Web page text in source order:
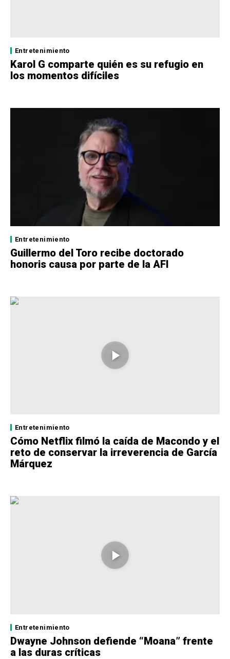
Entretenimiento
Karol G comparte quién es su refugio en
los momentos difíciles
Entretenimiento
Guillermo del Toro recibe doctorado
honoris causa por parte de la AFI
Entretenimiento
Cómo Netflix filmó la caída de Macondo y el
reto de conservar la irreverencia de García
Márquez
Entretenimiento
Dwayne Johnson defiende “Moana” frente
a las duras críticas